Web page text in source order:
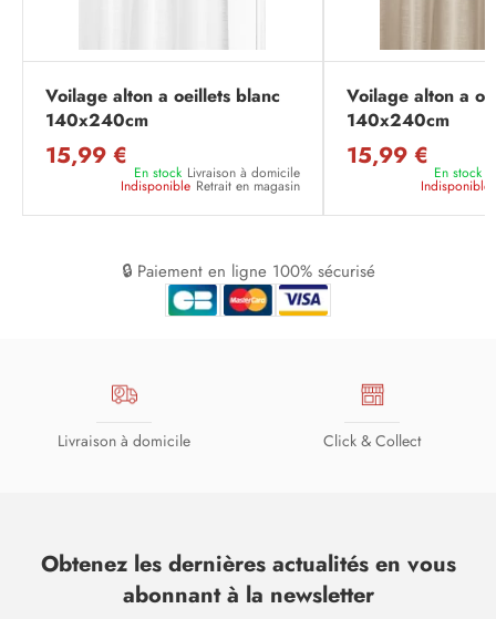
Voilage alton a oeillets blanc
140x240cm
15,99 €
En stock Livraison à domicile
Indisponible Retrait en magasin
Voilage alton a
140x240cm
15,99 €
En stock
Indisponible
🔒 Paiement en ligne 100% sécurisé
Livraison à domicile Click & Collect
Obtenez les dernières actualités en vous
abonnant à la newsletter